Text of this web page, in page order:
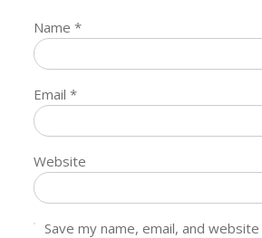
Name*
Email*
Website
Save my name, email, and